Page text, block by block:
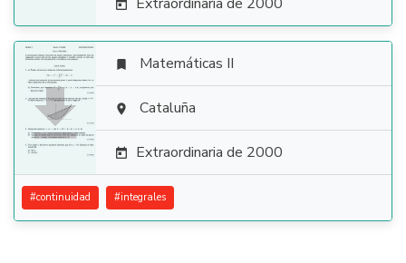


 Matemáticas II
 Cataluña
 Extraordinaria de 2000
#continuidad #integrales